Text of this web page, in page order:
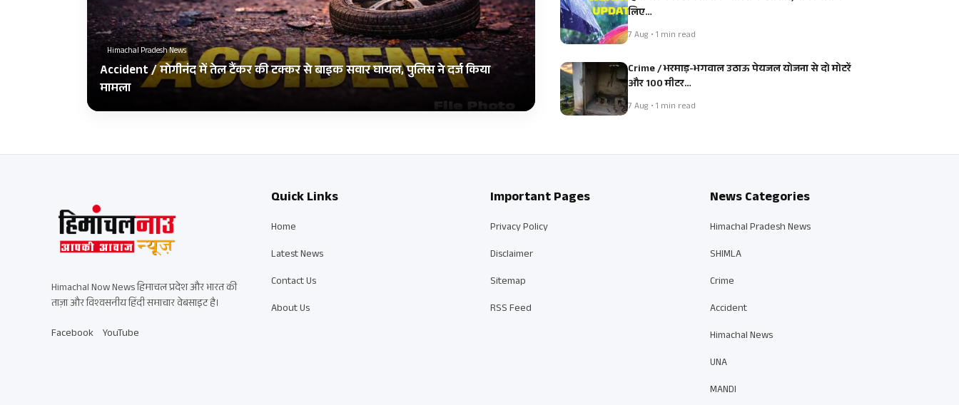
Himachal Pradesh News
Accident / मोगीनंद में तेल टैंकर की टक्कर से बाइक सवार घायल, पुलिस ने दर्ज किया
मामला
लिए…
7 Aug • 1 min read
Crime / भरमाड़-भगवाल उठाऊ पेयजल योजना से दो मोटरें
और 100 मीटर…
7 Aug • 1 min read
Himachal Now News हिमाचल प्रदेश और भारत की
ताज़ा और विश्वसनीय हिंदी समाचार वेबसाइट है।
Facebook YouTube
Quick Links
Home
Latest News
Contact Us
About Us
Important Pages
Privacy Policy
Disclaimer
Sitemap
RSS Feed
News Categories
Himachal Pradesh News
SHIMLA
Crime
Accident
Himachal News
UNA
MANDI